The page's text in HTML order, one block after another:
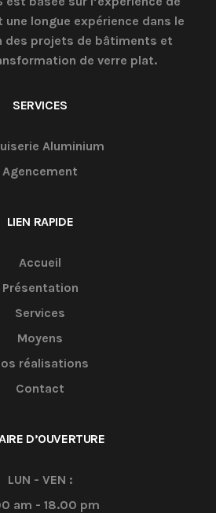
longue expérience dans le
des projets de bâtiments et
de verre plat.
SERVICES
Aluminium
Agencement
LIEN RAPIDE
Accueil
Présentation
Services
Moyens
réalisations
Contact
D’OUVERTURE
LUN - VEN :
am - 18.00 pm